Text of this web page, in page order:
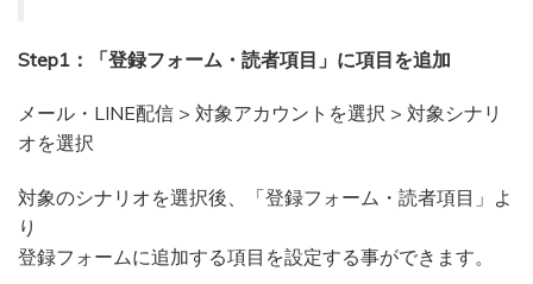
Step1：「登録フォーム・読者項目」に項目を追加
メール・LINE配信 > 対象アカウントを選択 > 対象シナリ
オを選択
対象のシナリオを選択後、「登録フォーム・読者項目」よ
り
登録フォームに追加する項目を設定する事ができます。